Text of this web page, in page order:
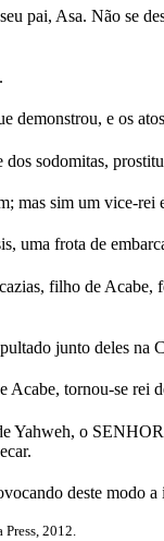
pai, Asa. Não se
demonstrou, e os
sodomitas,
mas sim um vice-rei
uma frota de
filho de Acabe,
junto deles
tornou-se rei
Yahweh, o
deste modo
2012.